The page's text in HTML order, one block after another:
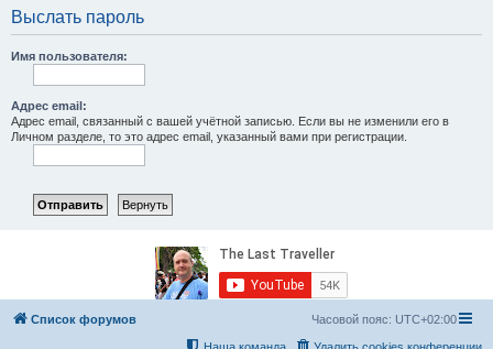
Выслать пароль
Имя пользователя:
Адрес email:
Адрес email, связанный с вашей учётной записью. Если вы не изменили его в
Личном разделе, то это адрес email, указанный вами при регистрации.
Список форумов Часовой пояс: UTC+02:00